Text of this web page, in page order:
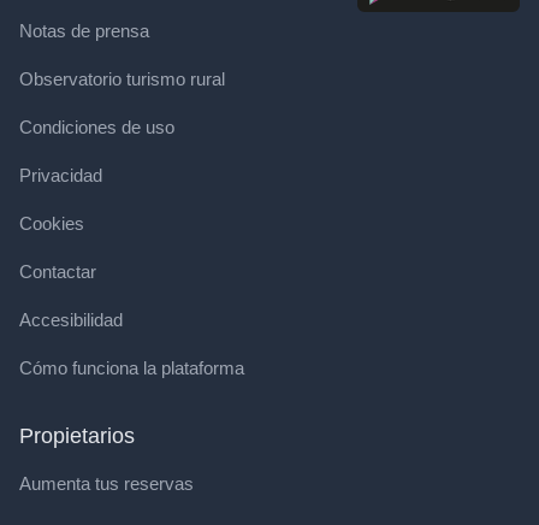
Notas de prensa
Observatorio turismo rural
Condiciones de uso
Privacidad
Cookies
Contactar
Accesibilidad
Cómo funciona la plataforma
Propietarios
Aumenta tus reservas